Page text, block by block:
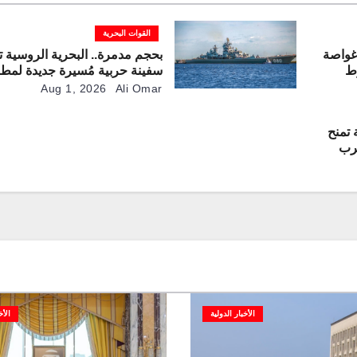
القوات البحرية
بحجم مدمرة.. البحرية الروسية
سفينة حربية مُسيرة جديدة
الغواصات
Aug 1, 2026 Ali Omar
تمنح
الأخبار الدولية